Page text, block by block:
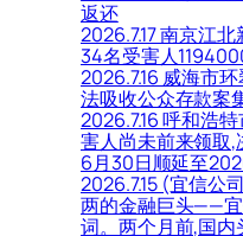
返还
2026.7.17 南京江
34名受害人
2026.7.16 威海市
法吸收公众存款案
2026.7.16 呼和浩
害人尚未前来领取
6月30日顺延至
2026.7.15 (宜信公
两的金融巨头——宜
词。两个月前,国